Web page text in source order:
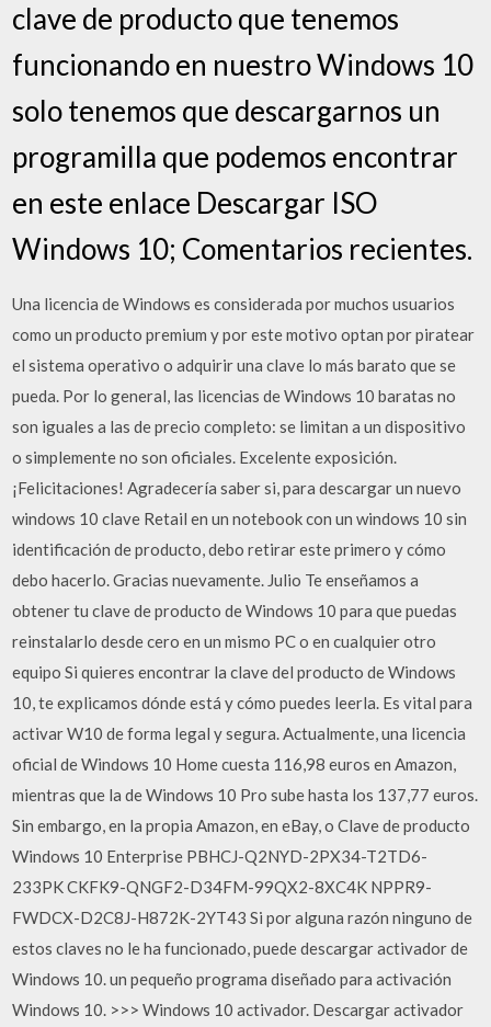
clave de producto que tenemos
funcionando en nuestro Windows 10
solo tenemos que descargarnos un
programilla que podemos encontrar
en este enlace Descargar ISO
Windows 10; Comentarios recientes.
Una licencia de Windows es considerada por muchos usuarios
como un producto premium y por este motivo optan por piratear
el sistema operativo o adquirir una clave lo más barato que se
pueda. Por lo general, las licencias de Windows 10 baratas no
son iguales a las de precio completo: se limitan a un dispositivo
o simplemente no son oficiales. Excelente exposición.
¡Felicitaciones! Agradecería saber si, para descargar un nuevo
windows 10 clave Retail en un notebook con un windows 10 sin
identificación de producto, debo retirar este primero y cómo
debo hacerlo. Gracias nuevamente. Julio Te enseñamos a
obtener tu clave de producto de Windows 10 para que puedas
reinstalarlo desde cero en un mismo PC o en cualquier otro
equipo Si quieres encontrar la clave del producto de Windows
10, te explicamos dónde está y cómo puedes leerla. Es vital para
activar W10 de forma legal y segura. Actualmente, una licencia
oficial de Windows 10 Home cuesta 116,98 euros en Amazon,
mientras que la de Windows 10 Pro sube hasta los 137,77 euros.
Sin embargo, en la propia Amazon, en eBay, o Clave de producto
Windows 10 Enterprise PBHCJ-Q2NYD-2PX34-T2TD6-
233PK CKFK9-QNGF2-D34FM-99QX2-8XC4K NPPR9-
FWDCX-D2C8J-H872K-2YT43 Si por alguna razón ninguno de
estos claves no le ha funcionado, puede descargar activador de
Windows 10. un pequeño programa diseñado para activación
Windows 10. >>> Windows 10 activador. Descargar activador